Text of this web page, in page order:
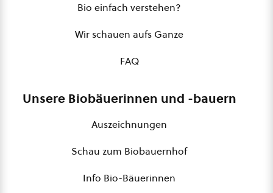
Bio einfach verstehen?
Wir schauen aufs Ganze
FAQ
Unsere Biobäuerinnen und -bauern
Auszeichnungen
Schau zum Biobauernhof
Info Bio-Bäuerinnen